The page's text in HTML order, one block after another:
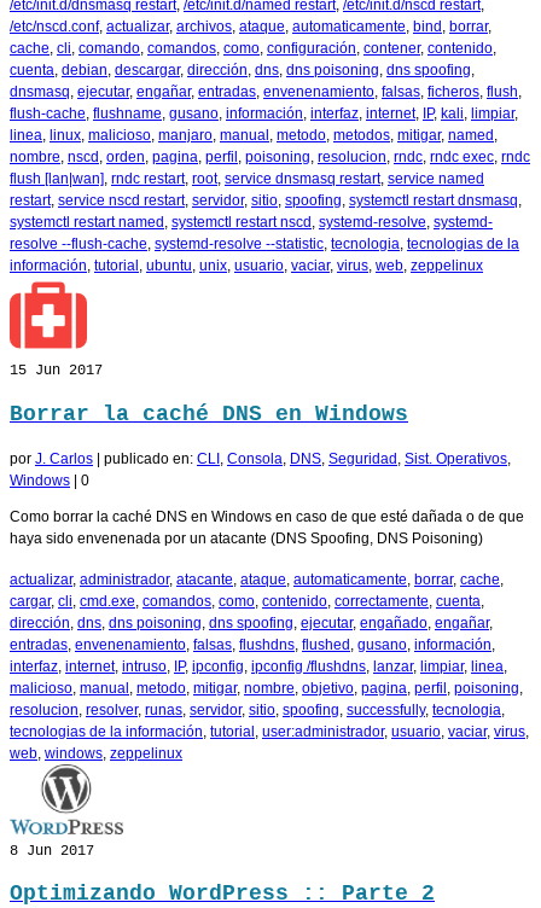
/etc/init.d/dnsmasq restart, /etc/init.d/named restart, /etc/init.d/nscd restart,
/etc/nscd.conf, actualizar, archivos ataque automaticamente bind borrar,
cache cli comando comandos como configuración contener, contenido
cuenta debian descargar, dirección dns dns poisoning dns spoofing
dnsmasq ejecutar, engañar, entradas envenenamiento falsas ficheros flush
flush-cache flushname gusano información interfaz internet, IP, kali limpiar,
linea linux malicioso manjaro manual metodo metodos mitigar, named
nombre nscd orden pagina perfil poisoning resolucion rndc rndc exec rndc
flush [lan|wan] rndc restart, root, service dnsmasq restart, service named
restart, service nscd restart, servidor, sitio spoofing systemctl restart dnsmasq
systemctl restart named systemctl restart nscd systemd-resolve systemd-
resolve --flush-cache systemd-resolve --statistic tecnologia tecnologias de la
información tutorial ubuntu unix usuario vaciar, virus web zeppelinux
15 Jun 2017
Borrar la caché DNS en Windows
por J. Carlos | publicado en: CLI Consola DNS Seguridad Sist. Operativos
Windows | 0
Como borrar la caché DNS en Windows en caso de que esté dañada o de que
haya sido envenenada por un atacante (DNS Spoofing, DNS Poisoning)
actualizar, administrador, atacante ataque automaticamente borrar, cache
cargar, cli cmd.exe comandos como contenido correctamente cuenta
dirección dns dns poisoning dns spoofing ejecutar, engañado engañar,
entradas envenenamiento falsas flushdns flushed gusano información
interfaz internet, intruso IP, ipconfig ipconfig /flushdns lanzar, limpiar, linea
malicioso manual metodo mitigar, nombre objetivo pagina perfil poisoning
resolucion resolver, runas servidor, sitio spoofing successfully, tecnologia
tecnologias de la información tutorial user:administrador, usuario vaciar, virus
web windows zeppelinux
8 Jun 2017
Optimizando WordPress :: Parte 2